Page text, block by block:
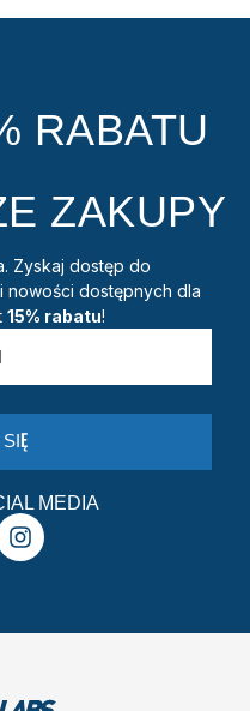
RABATU
ZAKUPY
Zyskaj dostęp do
dostępnych dla
15% rabatu!
MEDIA
I
n